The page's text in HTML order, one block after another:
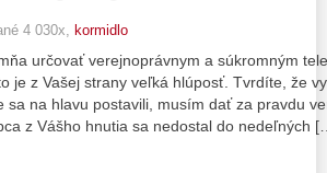
4 030x, kormidlo
určovať verejnoprávnym a súkromným
je z Vašej strany veľká hlúposť. Tvrdíte, že
sa na hlavu postavili, musím dať za pravdu
z Vášho hnutia sa nedostal do nedeľných